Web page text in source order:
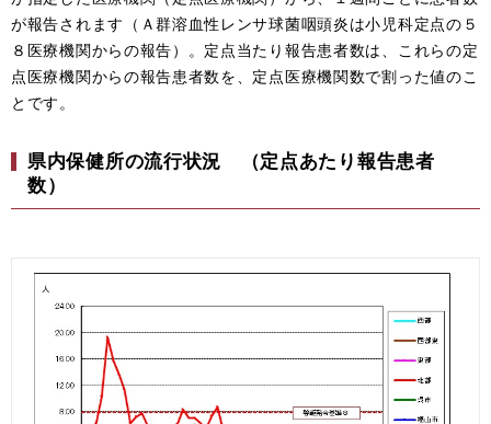
が報告されます（Ａ群溶血性レンサ球菌咽頭炎は小児科定点の５
８医療機関からの報告）。定点当たり報告患者数は、これらの定
点医療機関からの報告患者数を、定点医療機関数で割った値のこ
とです。
県内保健所の流行状況 （定点あたり報告患者
数）